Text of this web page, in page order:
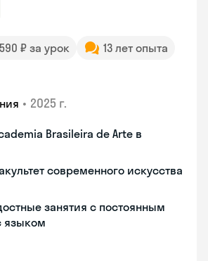
₽ за урок
13 лет опыта
• 2025 г.
Brasileira de Arte в
современного искусства
занятия с постоянным
языком